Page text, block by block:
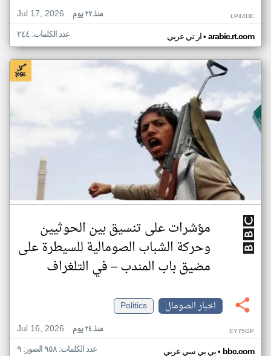
Jul 17, 2026
منذ ٢٢ يوم LP44HE
ار تي عربي• arabic.rt.com عدد الكلمات: ٢٤٤
مؤشرات على تنسيق بين الحوثيين
وحركة الشباب الصومالية للسيطرة على
مضيق باب المندب – في التلغراف
اخبار الصومال
Politics
Jul 16, 2026
منذ ٢٤ يوم EY75GP
بي بي سي عربي• bbc.com عدد الكلمات: ٩٥٨ الصور: ٩